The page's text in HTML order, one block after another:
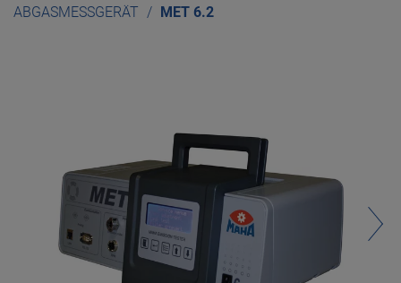
ABGASMESSGERÄT
MET 6.2